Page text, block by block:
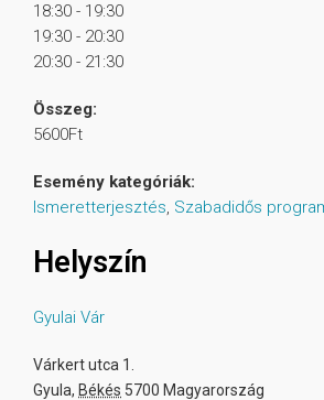
18:30 - 19:30
19:30 - 20:30
20:30 - 21:30
Összeg:
5600Ft
Esemény kategóriák:
Ismeretterjesztés, Szabadidős
Helyszín
Gyulai Vár
Várkert utca 1.
Gyula, Békés 5700 Magyarország